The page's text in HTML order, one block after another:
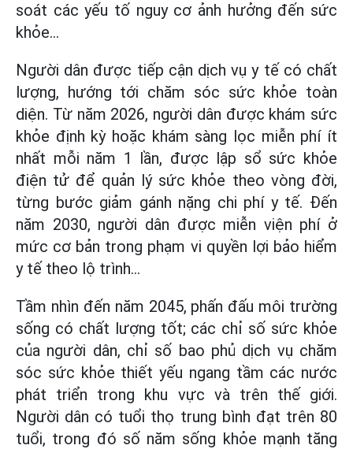
soát các yếu tố nguy cơ ảnh hưởng đến sức
khỏe...
Người dân được tiếp cận dịch vụ y tế có chất
lượng, hướng tới chăm sóc sức khỏe toàn
diện. Từ năm 2026, người dân được khám sức
khỏe định kỳ hoặc khám sàng lọc miễn phí ít
nhất mỗi năm 1 lần, được lập sổ sức khỏe
điện tử để quản lý sức khỏe theo vòng đời,
từng bước giảm gánh nặng chi phí y tế. Đến
năm 2030, người dân được miễn viện phí ở
mức cơ bản trong phạm vi quyền lợi bảo hiểm
y tế theo lộ trình...
Tầm nhìn đến năm 2045, phấn đấu môi trường
sống có chất lượng tốt; các chỉ số sức khỏe
của người dân, chỉ số bao phủ dịch vụ chăm
sóc sức khỏe thiết yếu ngang tầm các nước
phát triển trong khu vực và trên thế giới.
Người dân có tuổi thọ trung bình đạt trên 80
tuổi, trong đó số năm sống khỏe mạnh tăng